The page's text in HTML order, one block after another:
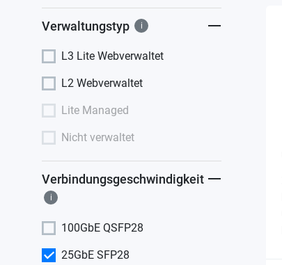
Verwaltungstyp i
L3 Lite Webverwaltet
L2 Webverwaltet
Lite Managed
Nicht verwaltet
Verbindungsgeschwindigkeit
i
100GbE QSFP28
25GbE SFP28